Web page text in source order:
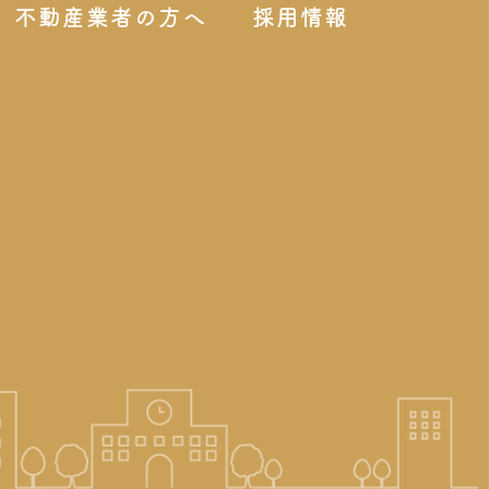
不動産業者の方へ 採用情報